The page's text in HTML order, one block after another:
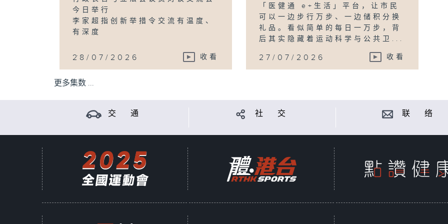
今日举行
李家超指创新举措令交流有温度、
有深度
...
28/07/2026 收看
「医健通 e+生活」平台，让市民
可以一边步行万步、一边储积分换
礼品。看似简单的每日一万步，背
后其实隐藏着运动科学与公共卫...
27/07/2026 收看
更多集数 ...
交 通 社 交 联 络